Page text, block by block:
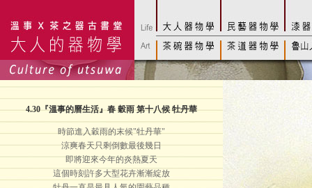
4.30『溫事的曆生活』春 穀雨 第十八候 牡丹華
時節進入穀雨的末候"牡丹華"
涼爽春天只剩倒數最後幾日
即將迎來今年的炎熱夏天
這個時刻許多大型花卉漸漸綻放